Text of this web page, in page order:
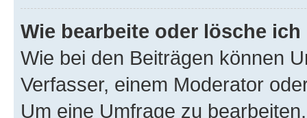
Wie bearbeite oder lösche
Wie bei den Beiträgen können
Verfasser, einem Moderator
Um eine Umfrage zu